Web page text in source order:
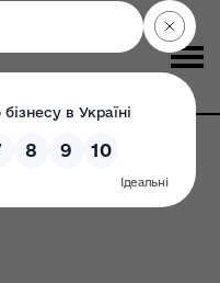
педагогічних
освіти сфери
році